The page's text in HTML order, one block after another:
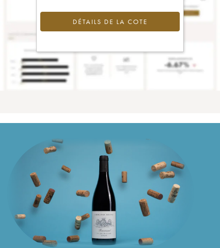
DÉTAILS DE LA COTE